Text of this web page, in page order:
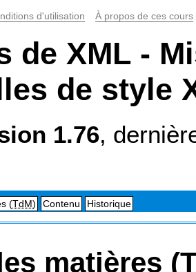
d'utilisation À propos de ces cours
de XML -
de style
1.76,
(TdM) Contenu Historique
matières (